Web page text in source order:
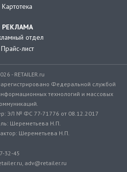
Картотека
РЕКЛАМА
отдел
Прайс-лист
- RETAILER.ru
Федеральной службой
технологий и массовых
ЭЛ № ФС 77-71776 от 08.12.2017
Шереметьева Н.П.
Шереметьева Н.П.
32-45
adv@retailer.ru